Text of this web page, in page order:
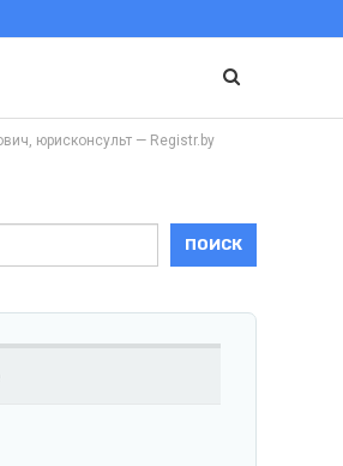
юрисконсульт — Registr.by
ПОИСК